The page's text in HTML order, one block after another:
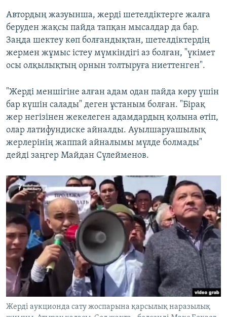
Автордың жазуынша, жерді шетелдіктерге жалға
беруден жақсы пайда тапқан мысалдар да бар.
Заңда шектеу көп болғандықтан, шетелдіктердің
жермен жұмыс істеу мүмкіндігі аз болған, "үкімет
осы олқылықтың орнын толтыруға ниеттенген".
"Жерді меншігіне алған адам одан пайда көру үшін
бар күшін салады" деген ұстаным болған. "Бірақ
жер негізінен жекелеген адамдардың қолына өтіп,
олар латифундиске айналды. Ауылшаруашылық
жерлерінің жаппай айналымы мүлде болмады"
дейді заңгер Майдан Сүлейменов.
Жерді аукционда сату жоспарына қарсылық наразылық